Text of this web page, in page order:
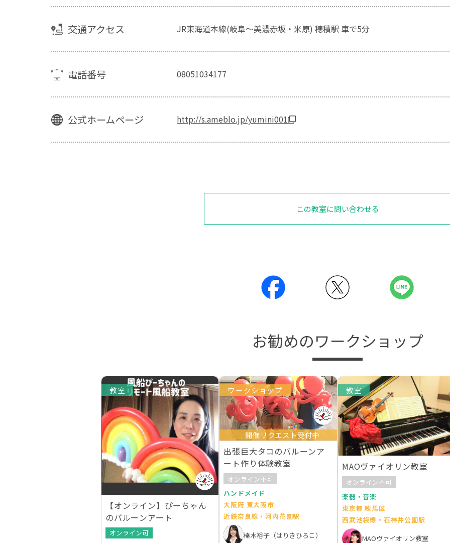
交通アクセス JR東海道本線(岐阜～美濃赤坂・米原) 穂積駅 車で5分
電話番号 08051034177
公式ホームページ http://s.ameblo.jp/yumini001
この教室に問い合わせる
お勧めのワークショップ
教室
【オンライン】ぴーちゃん
のバルーンアート
オンライン可
ワークショップ
開催リクエスト受付中
出張巨大タコのバルーンア
ート作り体験教室
オンライン不可
ハンドメイド
大阪府 東大阪市
近鉄奈良線・河内花園駅
榛木裕子（はりきひろこ）
教室
MAOヴァイオリン教室
オンライン不可
楽器・音楽
東京都 練馬区
西武池袋線・石神井公園駅
MAOヴァイオリン教室